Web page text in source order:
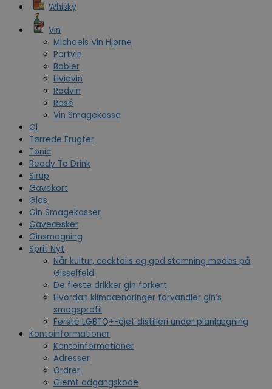
Whisky
Vin
Michaels Vin Hjørne
Portvin
Bobler
Hvidvin
Rødvin
Rosé
Vin Smagekasse
Øl
Tørrede Frugter
Tonic
Ready To Drink
Sirup
Gavekort
Glas
Gin Smagekasser
Gaveæsker
Ginsmagning
Sprit Nyt
Når kultur, cocktails og god stemning mødes på
Gisselfeld
De fleste drikker gin forkert
Hvordan klimaændringer forvandler gin’s
smagsprofil
Første LGBTQ+-ejet distilleri under planlægning
Kontoinformationer
Kontoinformationer
Adresser
Ordrer
Glemt adgangskode